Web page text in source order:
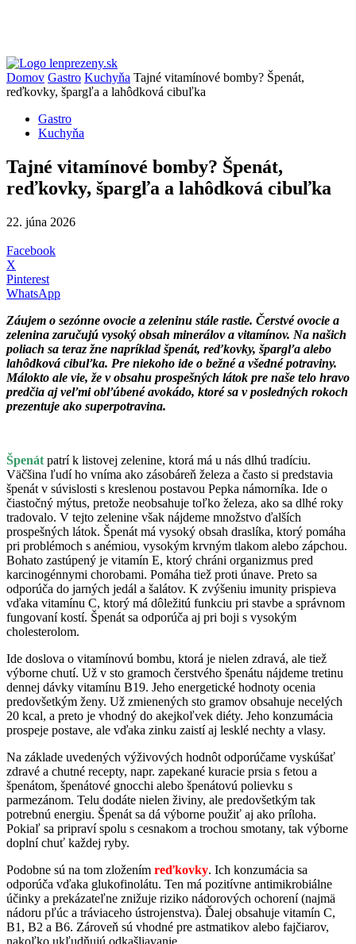
Domov Gastro Kuchyňa Tajné vitamínové bomby? Špenát,
reďkovky, špargľa a lahôdková cibuľka
Gastro
Kuchyňa
Tajné vitamínové bomby? Špenát,
reďkovky, špargľa a lahôdková cibuľka
22. júna 2026
Facebook
X
Pinterest
WhatsApp
Záujem o sezónne ovocie a zeleninu stále rastie. Čerstvé ovocie a
zelenina zaručujú vysoký obsah minerálov a vitamínov. Na našich
poliach sa teraz žne napríklad špenát, reďkovky, špargľa alebo
lahôdková cibuľka. Pre niekoho ide o bežné a všedné potraviny.
Málokto ale vie, že v obsahu prospešných látok pre naše telo hravo
predčia aj veľmi obľúbené avokádo, ktoré sa v posledných rokoch
prezentuje ako superpotravina.
Špenát patrí k listovej zelenine, ktorá má u nás dlhú tradíciu.
Väčšina ľudí ho vníma ako zásobáreň železa a často si predstavia
špenát v súvislosti s kreslenou postavou Pepka námorníka. Ide o
čiastočný mýtus, pretože neobsahuje toľko železa, ako sa dlhé roky
tradovalo. V tejto zelenine však nájdeme množstvo ďalších
prospešných látok. Špenát má vysoký obsah draslíka, ktorý pomáha
pri problémoch s anémiou, vysokým krvným tlakom alebo zápchou.
Bohato zastúpený je vitamín E, ktorý chráni organizmus pred
karcinogénnymi chorobami. Pomáha tiež proti únave. Preto sa
odporúča do jarných jedál a šalátov. K zvýšeniu imunity prispieva
vďaka vitamínu C, ktorý má dôležitú funkciu pri stavbe a správnom
fungovaní kostí. Špenát sa odporúča aj pri boji s vysokým
cholesterolom.
Ide doslova o vitamínovú bombu, ktorá je nielen zdravá, ale tiež
výborne chutí. Už v sto gramoch čerstvého špenátu nájdeme tretinu
dennej dávky vitamínu B19. Jeho energetické hodnoty ocenia
predovšetkým ženy. Už zmienených sto gramov obsahuje necelých
20 kcal, a preto je vhodný do akejkoľvek diéty. Jeho konzumácia
prospeje postave, ale vďaka zinku zaistí aj lesklé nechty a vlasy.
Na základe uvedených výživových hodnôt odporúčame vyskúšať
zdravé a chutné recepty, napr. zapekané kuracie prsia s fetou a
špenátom, špenátové gnocchi alebo špenátovú polievku s
parmezánom. Telu dodáte nielen živiny, ale predovšetkým tak
potrebnú energiu. Špenát sa dá výborne použiť aj ako príloha.
Pokiaľ sa pripraví spolu s cesnakom a trochou smotany, tak výborne
doplní chuť každej ryby.
Podobne sú na tom zložením reďkovky. Ich konzumácia sa
odporúča vďaka glukofinolátu. Ten má pozitívne antimikrobiálne
účinky a prekázateľne znižuje riziko nádorových ochorení (najmä
nádoru pľúc a tráviaceho ústrojenstva). Ďalej obsahuje vitamín C,
B1, B2 a B6. Zároveň sú vhodné pre astmatikov alebo fajčiarov,
nakoľko ukľudňujú odkašliavanie.